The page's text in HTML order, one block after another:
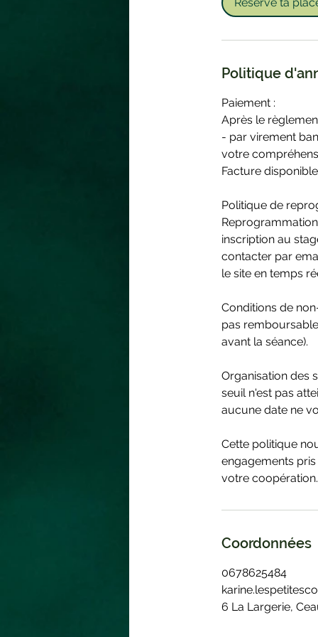
Politique
Paiement :
Après le
- par virement
votre
Facture
Politique de
inscription au
contacter par
le site en temps
Conditions de
pas
avant la séance).
Organisation des
seuil n'est pas
aucune date ne
Cette politique
engagements
votre coopération.
Coordonnées
0678625484
6 La Largerie,